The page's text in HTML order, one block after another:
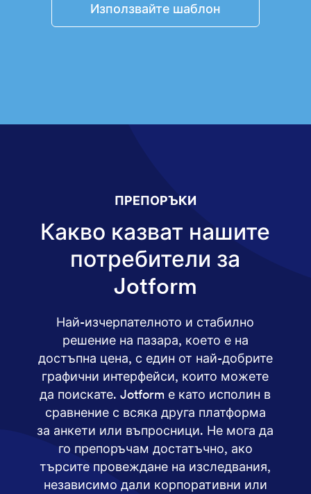
Използвайте шаблон
ПРЕПОРЪКИ
Какво казват нашите
потребители за
Jotform
Най-изчерпателното и стабилно
решение на пазара, което е на
достъпна цена, с един от най-добрите
графични интерфейси, които можете
да поискате. Jotform е като исполин в
сравнение с всяка друга платформа
за анкети или въпросници. Не мога да
го препоръчам достатъчно, ако
търсите провеждане на изследвания,
независимо дали корпоративни или